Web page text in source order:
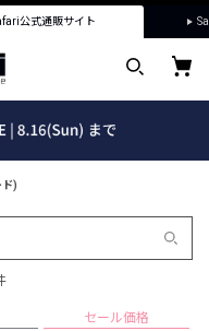
公式通販サイト
ド)
セール価格